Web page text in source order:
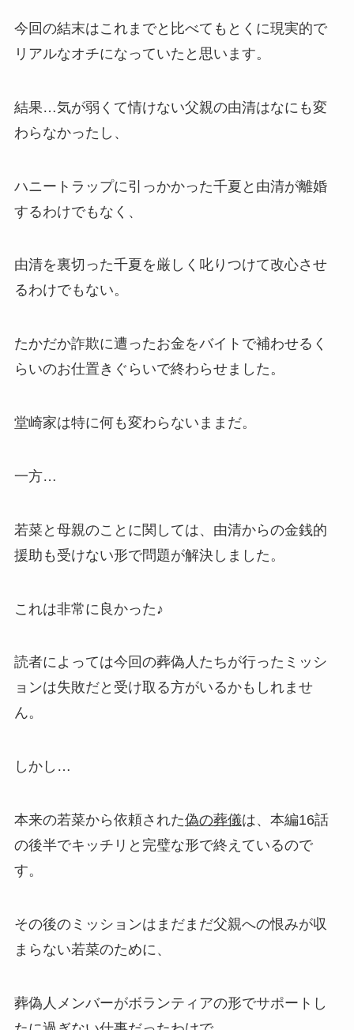
今回の結末はこれまでと比べてもとくに現実的で
リアルなオチになっていたと思います。
結果…気が弱くて情けない父親の由清はなにも変
わらなかったし、
ハニートラップに引っかかった千夏と由清が離婚
するわけでもなく、
由清を裏切った千夏を厳しく叱りつけて改心させ
るわけでもない。
たかだか詐欺に遭ったお金をバイトで補わせるく
らいのお仕置きぐらいで終わらせました。
堂崎家は特に何も変わらないままだ。
一方…
若菜と母親のことに関しては、由清からの金銭的
援助も受けない形で問題が解決しました。
これは非常に良かった♪
読者によっては今回の葬偽人たちが行ったミッシ
ョンは失敗だと受け取る方がいるかもしれませ
ん。
しかし…
本来の若菜から依頼された偽の葬儀は、本編16話
の後半でキッチリと完璧な形で終えているので
す。
その後のミッションはまだまだ父親への恨みが収
まらない若菜のために、
葬偽人メンバーがボランティアの形でサポートし